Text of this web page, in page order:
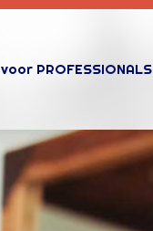
voor PROFESSIONALS